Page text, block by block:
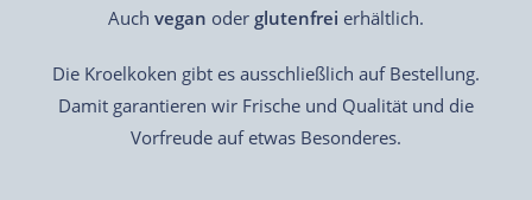
Auch vegan oder glutenfrei erhältlich.
Die Kroelkoken gibt es ausschließlich auf Bestellung.
Damit garantieren wir Frische und Qualität und die
Vorfreude auf etwas Besonderes.